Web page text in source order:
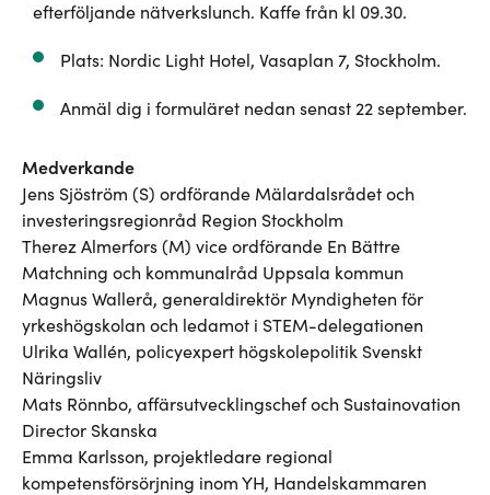
efterföljande nätverkslunch. Kaffe från kl 09.30.
Plats: Nordic Light Hotel, Vasaplan 7, Stockholm.
Anmäl dig i formuläret nedan senast 22 september.
Medverkande
Jens Sjöström (S) ordförande Mälardalsrådet och
investeringsregionråd Region Stockholm
Therez Almerfors (M) vice ordförande En Bättre
Matchning och kommunalråd Uppsala kommun
Magnus Wallerå, generaldirektör Myndigheten för
yrkeshögskolan och ledamot i STEM-delegationen
Ulrika Wallén, policyexpert högskolepolitik Svenskt
Näringsliv
Mats Rönnbo, affärsutvecklingschef och Sustainovation
Director Skanska
Emma Karlsson, projektledare regional
kompetensförsörjning inom YH, Handelskammaren